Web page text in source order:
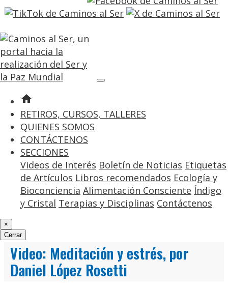
home
RETIROS, CURSOS, TALLERES
QUIENES SOMOS
CONTÁCTENOS
SECCIONES
Videos de Interés Boletín de Noticias Etiquetas
de Artículos Libros recomendados Ecología y
Bioconciencia Alimentación Consciente Índigo
y Cristal Terapias y Disciplinas Contáctenos
×
Cerrar
Video: Meditación y estrés, por
Daniel López Rosetti